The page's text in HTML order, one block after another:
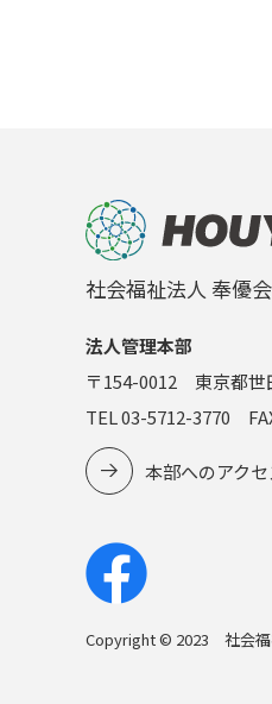
社会福祉法人 奉優会
法人管理本部
〒154-0012 東京都
TEL 03-5712-3770
本部へのアクセ
Copyright © 2023 社会